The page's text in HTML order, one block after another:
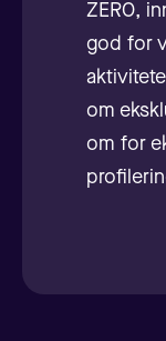
ZERO,
god for
om
om for